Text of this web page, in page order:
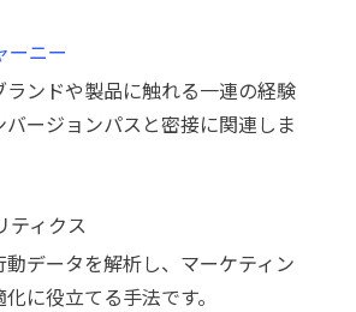
ーニー
ランドや製品に触れる一連の経験
バージョンパスと密接に関連しま
ティクス
データを解析し、マーケティン
に役立てる手法です。